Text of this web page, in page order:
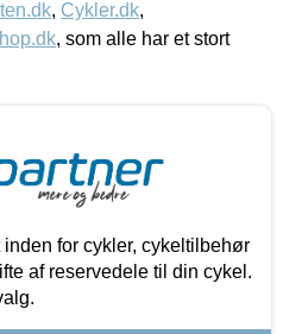
, Cykler.dk,
, som alle har et stort
for cykler, cykeltilbehør
af reservedele til din cykel.